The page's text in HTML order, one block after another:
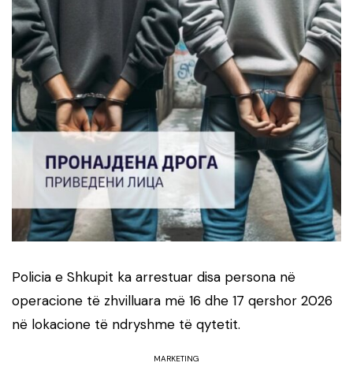
Policia e Shkupit ka arrestuar disa persona në
operacione të zhvilluara më 16 dhe 17 qershor 2026
në lokacione të ndryshme të qytetit.
MARKETING